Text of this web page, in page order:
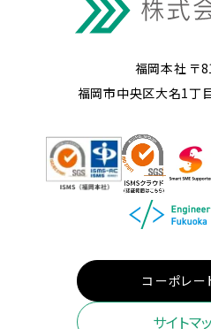
福岡本社 〒
福岡市中央区大名1丁
コーポレー
サイトマ